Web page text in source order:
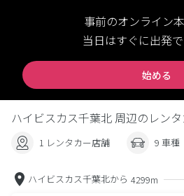
事前のオンライン
当日はすぐに出発
始める
ハイビスカス千葉北 周辺のレン
1 レンタカー店舗 9 車種
ハイビスカス千葉北から 4299m